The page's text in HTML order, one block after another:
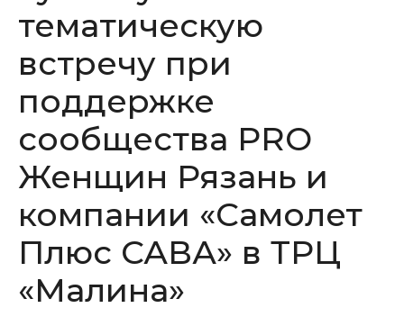
тематическую
встречу при
поддержке
сообщества PRO
Женщин Рязань и
компании «Самолет
Плюс САВА» в ТРЦ
«Малина»